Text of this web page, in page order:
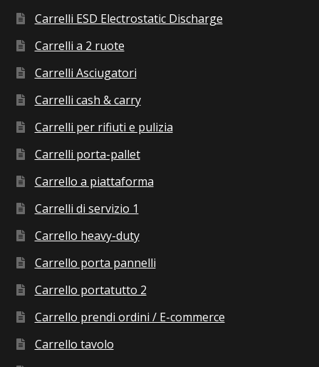
Carrelli ESD Electrostatic Discharge
Carrelli a 2 ruote
Carrelli Asciugatori
Carrelli cash & carry
Carrelli per rifiuti e pulizia
Carrelli porta-pallet
Carrello a piattaforma
Carrelli di servizio 1
Carrello heavy-duty
Carrello porta pannelli
Carrello portatutto 2
Carrello prendi ordini / E-commerce
Carrello tavolo